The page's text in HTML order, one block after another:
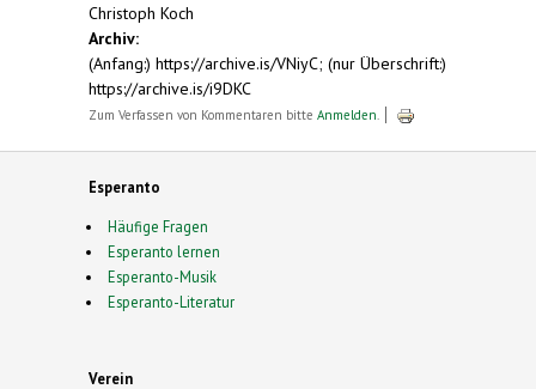
Christoph Koch
Archiv:
(Anfang:) https://archive.is/VNiyC; (nur Überschrift:)
https://archive.is/i9DKC
Zum Verfassen von Kommentaren bitte Anmelden
Esperanto
Häufige Fragen
Esperanto lernen
Esperanto-Musik
Esperanto-Literatur
Verein